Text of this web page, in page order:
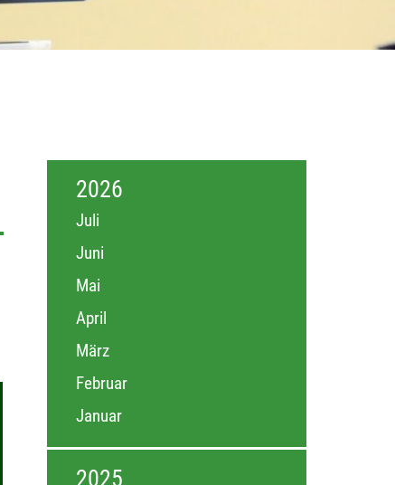
2026
Juli
Juni
Mai
April
März
Februar
Januar
2025